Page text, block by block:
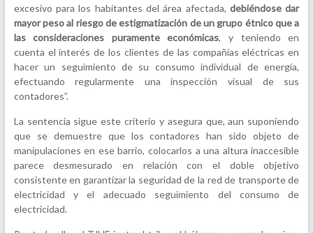
excesivo para los habitantes del área afectada, debiéndose dar
mayor peso al riesgo de estigmatización de un grupo étnico que a
las consideraciones puramente económicas, y teniendo en
cuenta el interés de los clientes de las compañías eléctricas en
hacer un seguimiento de su consumo individual de energía,
efectuando regularmente una inspección visual de sus
contadores”.
La sentencia sigue este criterio y asegura que, aun suponiendo
que se demuestre que los contadores han sido objeto de
manipulaciones en ese barrio, colocarlos a una altura inaccesible
parece desmesurado en relación con el doble objetivo
consistente en garantizar la seguridad de la red de transporte de
electricidad y el adecuado seguimiento del consumo de
electricidad.